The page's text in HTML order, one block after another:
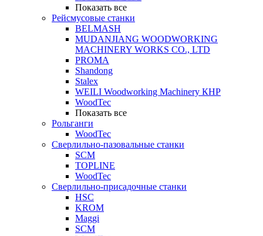
Показать все
Рейсмусовые станки
BELMASH
MUDANJIANG WOODWORKING
MACHINERY WORKS CO., LTD
PROMA
Shandong
Stalex
WEILI Woodworking Machinery КНР
WoodTec
Показать все
Рольганги
WoodTec
Сверлильно-пазовальные станки
SCM
TOPLINE
WoodTec
Сверлильно-присадочные станки
HSC
KROM
Maggi
SCM